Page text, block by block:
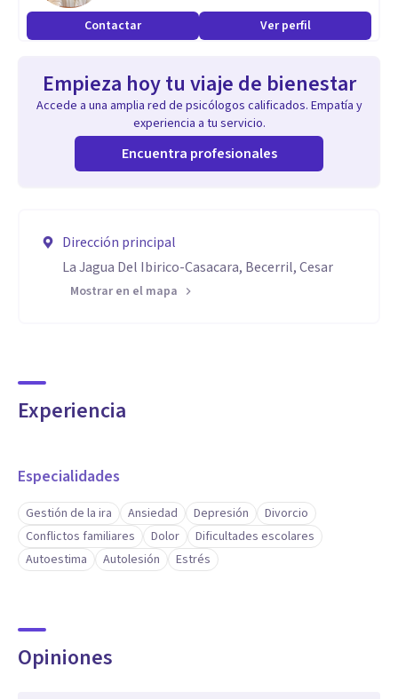
Contactar Ver perfil
Empieza hoy tu viaje de bienestar
Accede a una amplia red de psicólogos calificados. Empatía y
experiencia a tu servicio.
Encuentra profesionales
Dirección principal
La Jagua Del Ibirico-Casacara, Becerril, Cesar
Mostrar en el mapa
Experiencia
Especialidades
Gestión de la ira Ansiedad Depresión
Divorcio
Conflictos familiares
Dolor
Dificultades escolares
Autoestima
Autolesión Estrés
Opiniones